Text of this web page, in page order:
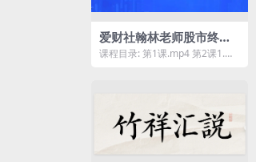
爱财社翰林老师股市终极
密码极点涨停战法公开课
课程目录: 第1课.mp4 第2课1.mp